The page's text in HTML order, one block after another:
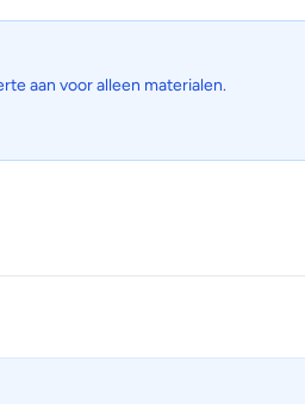
aan voor alleen materialen.